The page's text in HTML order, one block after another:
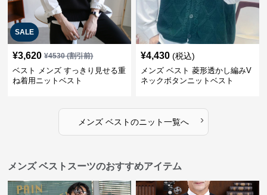
SALE
¥3,620 ¥4530(割引前)
ベスト メンズ すっきり見せる重
ね着用ニットベスト
¥4,430 (税込)
メンズ ベスト 菱形透かし編みV
ネックボタンニットベスト
メンズ ベストのニット一覧へ ›
メンズ ベストスーツのおすすめアイテム